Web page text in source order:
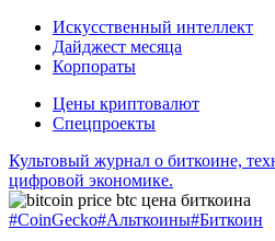
Искусственный интеллект
Дайджест месяца
Корпораты
Цены криптовалют
Спецпроекты
Культовый журнал о биткоине,
цифровой экономике.
#CoinGecko#Альткоины#Биткоин